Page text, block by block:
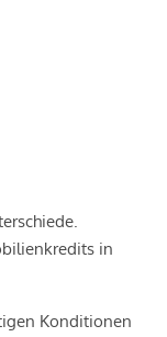
in
Konditionen